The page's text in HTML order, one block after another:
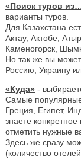
«Поиск туров
варианты туров.
Для Казахстана
Актау, Актобе,
Каменогорск,
Но так же вы
Россию, Украину
«Куда» -
Самые
Греция, Египет,
знаете
отметить нужные
Здесь же сразу
(количество